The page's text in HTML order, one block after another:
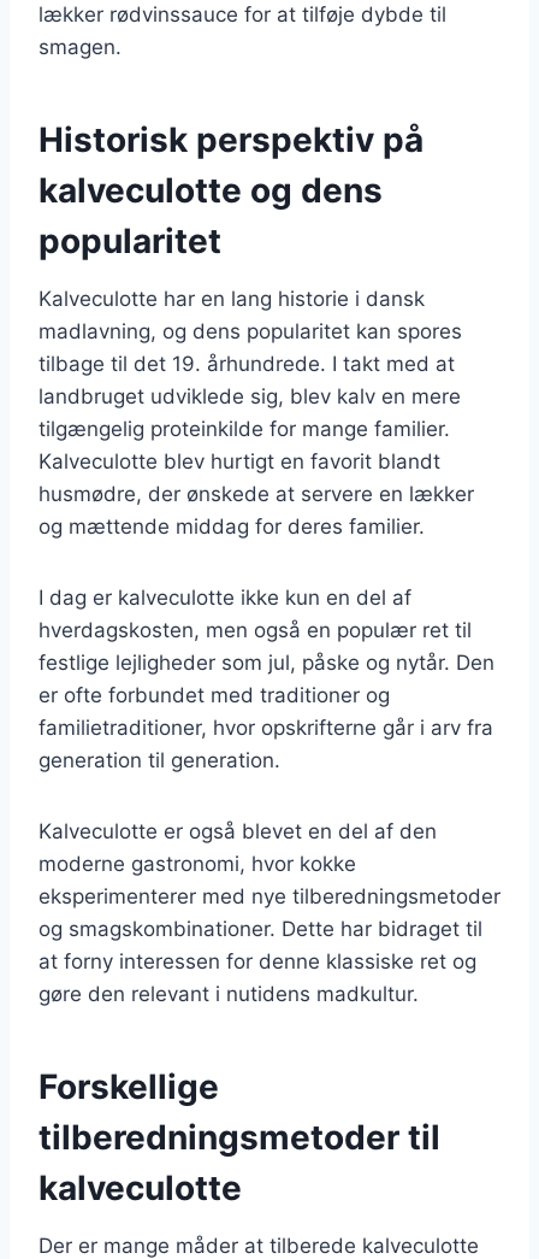
lækker rødvinssauce for at tilføje dybde til
smagen.
Historisk perspektiv på
kalveculotte og dens
popularitet
Kalveculotte har en lang historie i dansk
madlavning, og dens popularitet kan spores
tilbage til det 19. århundrede. I takt med at
landbruget udviklede sig, blev kalv en mere
tilgængelig proteinkilde for mange familier.
Kalveculotte blev hurtigt en favorit blandt
husmødre, der ønskede at servere en lækker
og mættende middag for deres familier.
I dag er kalveculotte ikke kun en del af
hverdagskosten, men også en populær ret til
festlige lejligheder som jul, påske og nytår. Den
er ofte forbundet med traditioner og
familietraditioner, hvor opskrifterne går i arv fra
generation til generation.
Kalveculotte er også blevet en del af den
moderne gastronomi, hvor kokke
eksperimenterer med nye tilberedningsmetoder
og smagskombinationer. Dette har bidraget til
at forny interessen for denne klassiske ret og
gøre den relevant i nutidens madkultur.
Forskellige
tilberedningsmetoder til
kalveculotte
Der er mange måder at tilberede kalveculotte